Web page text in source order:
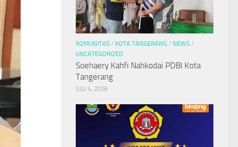
KOMUNITAS / KOTA TANGERANG / NEWS /
UNCATEGORIZED
Soehaery Kahfi Nahkodai PDBI Kota
Tangerang
JULI 4, 2026